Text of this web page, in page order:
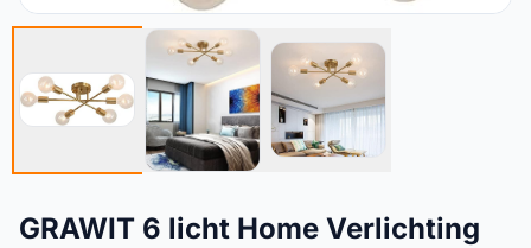
GRAWIT 6 licht Home Verlichting